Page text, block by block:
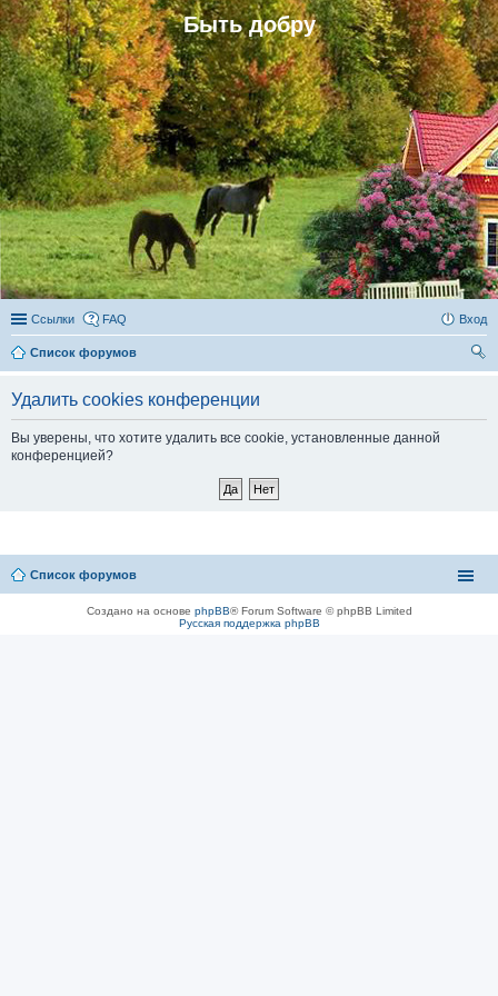
Быть добру
Ссылки FAQ Вход
Список форумов
Удалить cookies конференции
Вы уверены, что хотите удалить все cookie, установленные данной
конференцией?
Список форумов
Создано на основе phpBB® Forum Software © phpBB Limited
Русская поддержка phpBB